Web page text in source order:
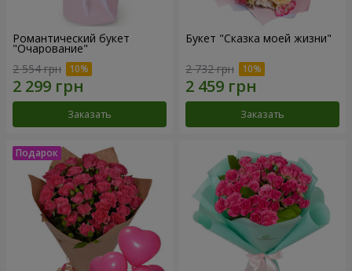
Романтический букет
"Очарование"
2 554 грн
Заказать
Букет "Сказка моей жизни"
2 732 грн
Заказать